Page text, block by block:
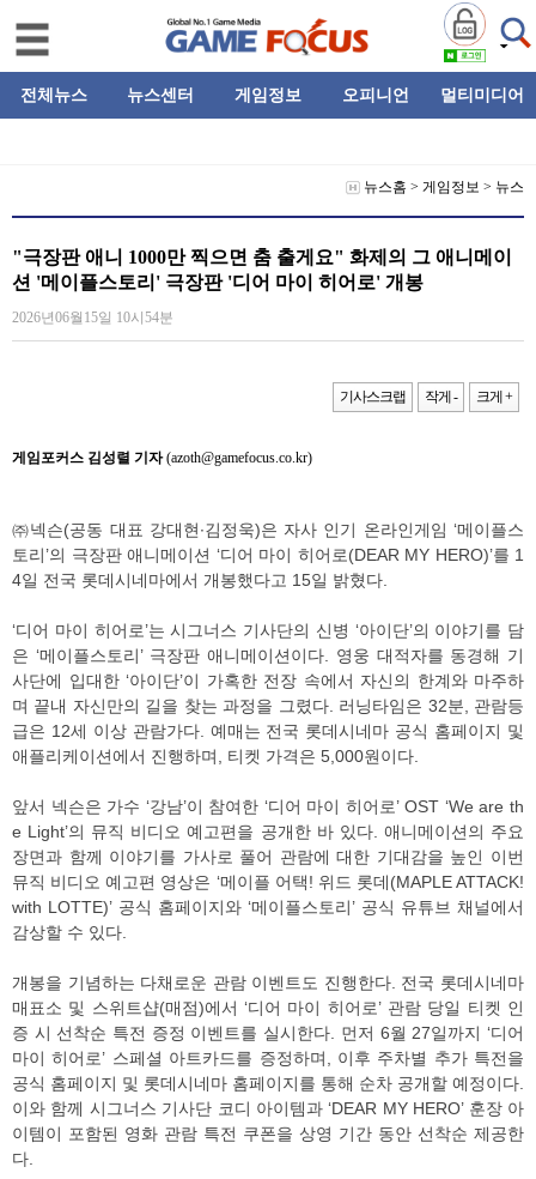
전체뉴스 뉴스센터 게임정보 오피니언 멀티미디어
뉴스홈 > 게임정보 > 뉴스
"극장판 애니 1000만 찍으면 춤 출게요" 화제의 그 애니메이
션 '메이플스토리' 극장판 '디어 마이 히어로' 개봉
2026년06월15일 10시54분
기사스크랩 작게 - 크게 +
게임포커스 김성렬 기자(azoth@gamefocus.co.kr)
㈜넥슨(공동 대표 강대현∙김정욱)은 자사 인기 온라인게임 ‘메이플스
토리’의 극장판 애니메이션 ‘디어 마이 히어로(DEAR MY HERO)’를 1
4일 전국 롯데시네마에서 개봉했다고 15일 밝혔다.
‘디어 마이 히어로’는 시그너스 기사단의 신병 ‘아이단’의 이야기를 담
은 ‘메이플스토리’ 극장판 애니메이션이다. 영웅 대적자를 동경해 기
사단에 입대한 ‘아이단’이 가혹한 전장 속에서 자신의 한계와 마주하
며 끝내 자신만의 길을 찾는 과정을 그렸다. 러닝타임은 32분, 관람등
급은 12세 이상 관람가다. 예매는 전국 롯데시네마 공식 홈페이지 및
애플리케이션에서 진행하며, 티켓 가격은 5,000원이다.
앞서 넥슨은 가수 ‘강남’이 참여한 ‘디어 마이 히어로’ OST ‘We are th
e Light’의 뮤직 비디오 예고편을 공개한 바 있다. 애니메이션의 주요
장면과 함께 이야기를 가사로 풀어 관람에 대한 기대감을 높인 이번
뮤직 비디오 예고편 영상은 ‘메이플 어택! 위드 롯데(MAPLE ATTACK!
with LOTTE)’ 공식 홈페이지와 ‘메이플스토리’ 공식 유튜브 채널에서
감상할 수 있다.
개봉을 기념하는 다채로운 관람 이벤트도 진행한다. 전국 롯데시네마
매표소 및 스위트샵(매점)에서 ‘디어 마이 히어로’ 관람 당일 티켓 인
증 시 선착순 특전 증정 이벤트를 실시한다. 먼저 6월 27일까지 ‘디어
마이 히어로’ 스페셜 아트카드를 증정하며, 이후 주차별 추가 특전을
공식 홈페이지 및 롯데시네마 홈페이지를 통해 순차 공개할 예정이다.
이와 함께 시그너스 기사단 코디 아이템과 ‘DEAR MY HERO’ 훈장 아
이템이 포함된 영화 관람 특전 쿠폰을 상영 기간 동안 선착순 제공한
다.